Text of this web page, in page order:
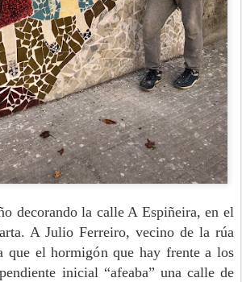
decorando la calle A Espiñeira, en el
A Julio Ferreiro, vecino de la rúa
que el hormigón que hay frente a los
inicial “afeaba” una calle de